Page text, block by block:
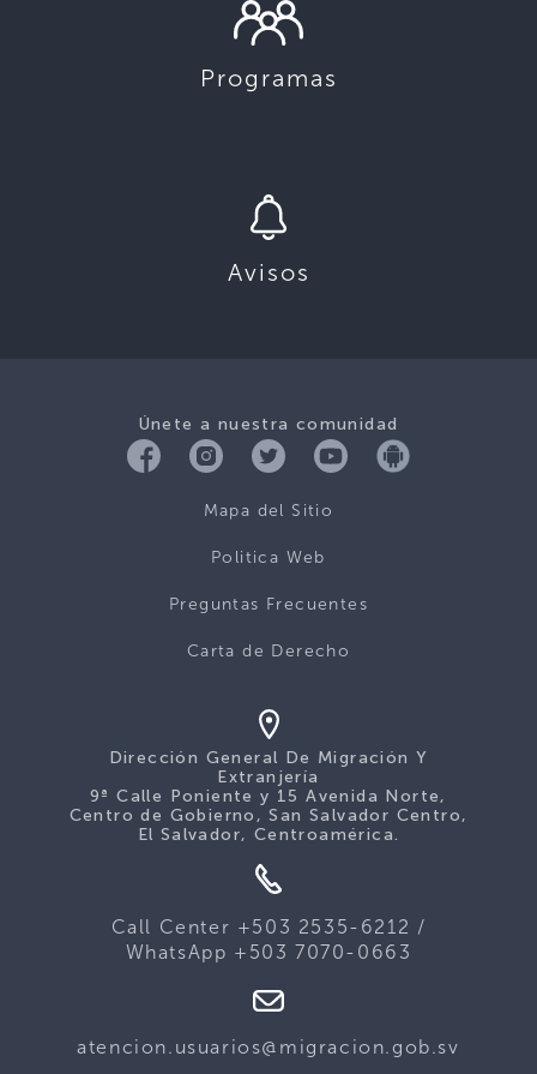
Programas
Avisos
Únete a nuestra comunidad
Mapa del Sitio
Politica Web
Preguntas Frecuentes
Carta de Derecho
Dirección General De Migración Y
Extranjería
9ª Calle Poniente y 15 Avenida Norte,
Centro de Gobierno, San Salvador Centro,
El Salvador, Centroamérica.
Call Center +503 2535-6212 /
WhatsApp +503 7070-0663
atencion.usuarios@migracion.gob.sv